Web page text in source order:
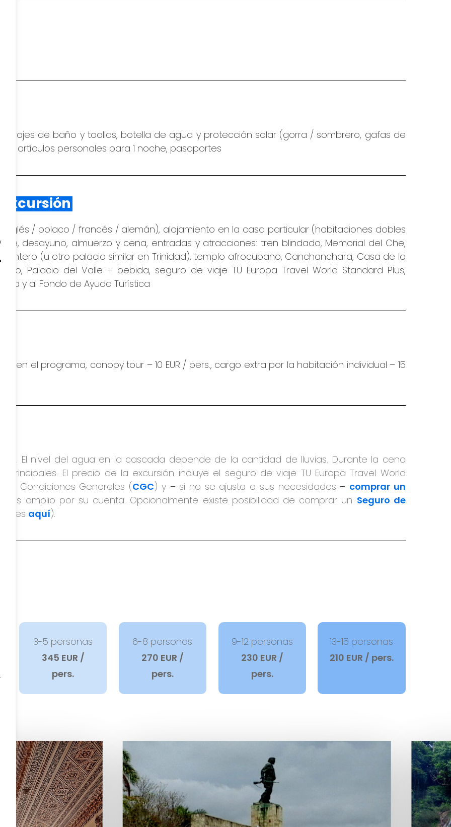
trajes de baño y toallas, botella de agua y protección solar (gorra / sombrero, gafas de
sus artículos personales para 1 noche, pasaportes
inglés / polaco / francés / alemán), alojamiento en la casa particular (habitaciones dobles
desayuno, almuerzo y cena, entradas y atracciones: tren blindado, Memorial del Che,
(u otro palacio similar en Trinidad), templo afrocubano, Canchanchara, Casa de la
Palacio del Valle + bebida, seguro de viaje TU Europa Travel World Standard Plus,
y al Fondo de Ayuda Turística
en el programa, canopy tour – 10 EUR / pers., cargo extra por la habitación individual – 15
El nivel del agua en la cascada depende de la cantidad de lluvias. Durante la cena
El precio de la excursión incluye el seguro de viaje TU Europa Travel World
Condiciones Generales (CGC) y – si no se ajusta a sus necesidades – comprar un
amplio por su cuenta. Opcionalmente existe posibilidad de comprar un Seguro de
aquí).
3-5 personas
345 EUR /
pers.
6-8 personas
270 EUR /
pers.
9-12 personas
230 EUR /
pers.
13-15 personas
210 EUR / pers.